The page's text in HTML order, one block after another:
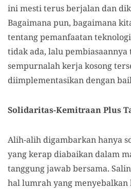
ini mesti terus berjalan dan
Bagaimana pun, bagaimana
tentang pemanfaatan
tidak ada, lalu pembiasaannya
sempurnalah kerja kosong
diimplementasikan dengan
Solidaritas-Kemitraan Plus
Alih-alih digambarkan hanya
yang kerap diabaikan dalam
tanggung jawab bersama.
hal lumrah yang menyebalkan